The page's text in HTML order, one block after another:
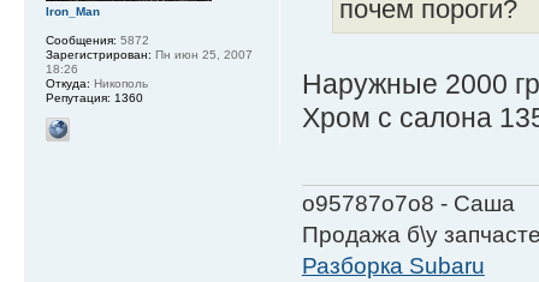
почем пороги?
Наружные 2000
Хром с салона
о95787о7о8 - Саша
Продажа б\у
Разборка Subaru
Iron_Man
Сообщения: 5872
Зарегистрирован: Пн июн 25, 2007
18:26
Откуда: Никополь
Репутация: 1360